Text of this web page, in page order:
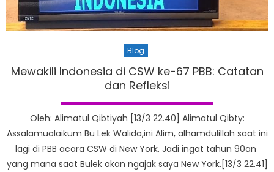
Blog
Mewakili Indonesia di CSW ke-67 PBB: Catatan
dan Refleksi
Oleh: Alimatul Qibtiyah [13/3 22.40] Alimatul Qibty:
Assalamualaikum Bu Lek Walida,ini Alim, alhamdulillah saat ini
lagi di PBB acara CSW di New York. Jadi ingat tahun 90an
yang mana saat Bulek akan ngajak saya New York.[13/3 22.41]